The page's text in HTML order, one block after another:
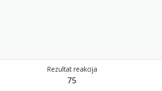
Rezultat reakcija
75